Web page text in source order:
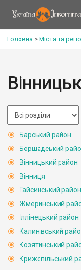
Головна > Міста та
Барський район
Бершадський
Вінницький район
Вінниця
Гайсинський район
Жмеринський
Іллінецький район
Калинівський
Козятинський
Крижопільський